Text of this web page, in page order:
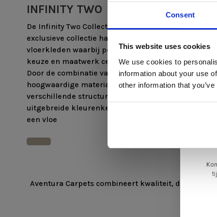
Consent
This website uses cookies
We use cookies to
information about your use
other information that
INFINITY TWO
De Infinity Two Collectie is een
exclusieve collectie handgeweven
vloerkleden waarbij persoonlijke
keuze en maatwerk centraal staan.
Door de combinatie van
hoogwaardige materialen,
verschillende structuren en een
uitgebreide kleurenkeuze ontstaat
een vloe
Binnen
Cilento.
eigen
Aventura Carpets combineert kwaliteit, design